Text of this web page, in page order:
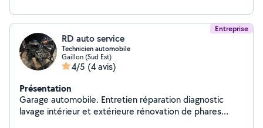
votre véhicule
Entreprise
RD auto service
Technicien automobile
Gaillon (Sud Est)
4/5 (4 avis)
Présentation
Garage automobile. Entretien réparation diagnostic
lavage intérieur et extérieure rénovation de phares